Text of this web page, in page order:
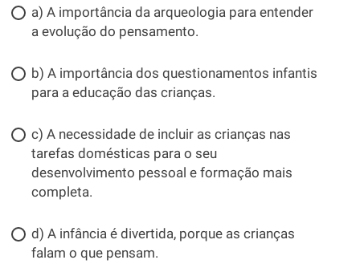
a) A importância da arqueologia para entender
a evolução do pensamento.
b) A importância dos questionamentos infantis
para a educação das crianças.
c) A necessidade de incluir as crianças nas
tarefas domésticas para o seu
desenvolvimento pessoal e formação mais
completa.
d) A infância é divertida, porque as crianças
falam o que pensam.